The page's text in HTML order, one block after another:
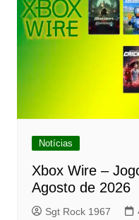
Notícias
Xbox Wire –
Agosto de 2026
Sgt Rock 1967